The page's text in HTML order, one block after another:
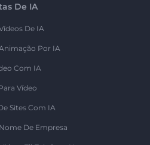
De IA
De IA
Por IA
Com IA
Vídeo
Sites Com IA
De Empresa